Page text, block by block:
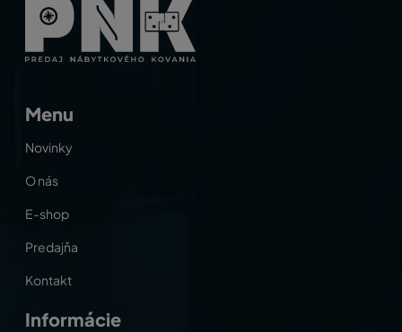
Menu
Novinky
O nás
E-shop
Predajňa
Kontakt
Informácie